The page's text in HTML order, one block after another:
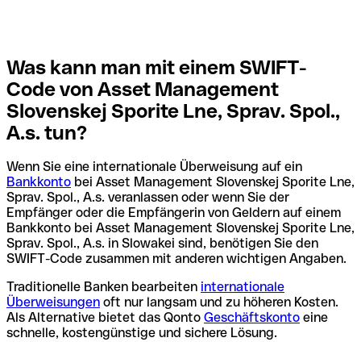
Was kann man mit einem SWIFT-
Code von Asset Management
Slovenskej Sporite Lne, Sprav. Spol.,
A.s. tun?
Wenn Sie eine internationale Überweisung auf ein
Bankkonto bei Asset Management Slovenskej Sporite Lne,
Sprav. Spol., A.s. veranlassen oder wenn Sie der
Empfänger oder die Empfängerin von Geldern auf einem
Bankkonto bei Asset Management Slovenskej Sporite Lne,
Sprav. Spol., A.s. in Slowakei sind, benötigen Sie den
SWIFT-Code zusammen mit anderen wichtigen Angaben.
Traditionelle Banken bearbeiten internationale
Überweisungen oft nur langsam und zu höheren Kosten.
Als Alternative bietet das Qonto Geschäftskonto eine
schnelle, kostengünstige und sichere Lösung.